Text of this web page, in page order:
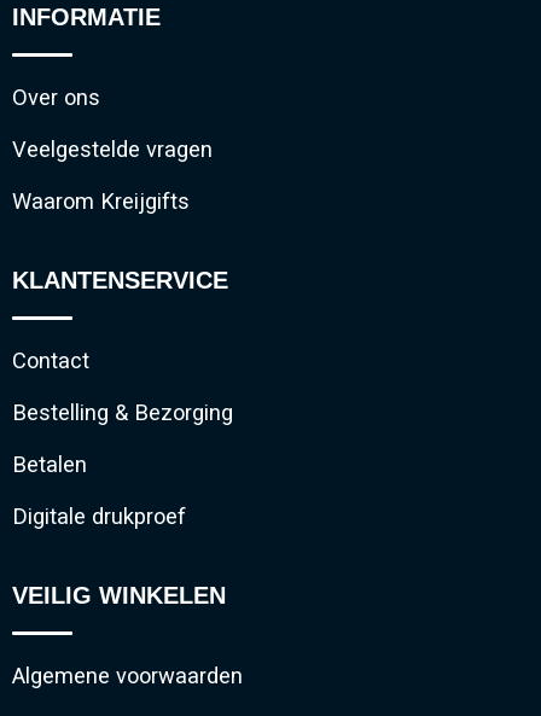
INFORMATIE
Over ons
Veelgestelde vragen
Waarom Kreijgifts
KLANTENSERVICE
Contact
Bestelling & Bezorging
Betalen
Digitale drukproef
VEILIG WINKELEN
Algemene voorwaarden